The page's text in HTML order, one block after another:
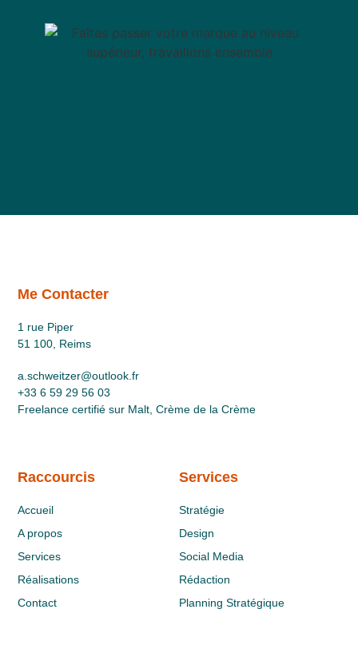
Services
Stratégie
Design
Social Media
Rédaction
Planning Stratégique
Raccourcis
Accueil
A propos
Services
Réalisations
Contact
Me Contacter
1 rue Piper
51 100, Reims
a.schweitzer@outlook.fr
+33 6 59 29 56 03
Freelance certifié sur Malt, Crème de la Crème